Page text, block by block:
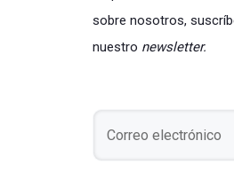
sobre nosotros,
nuestro newsletter.